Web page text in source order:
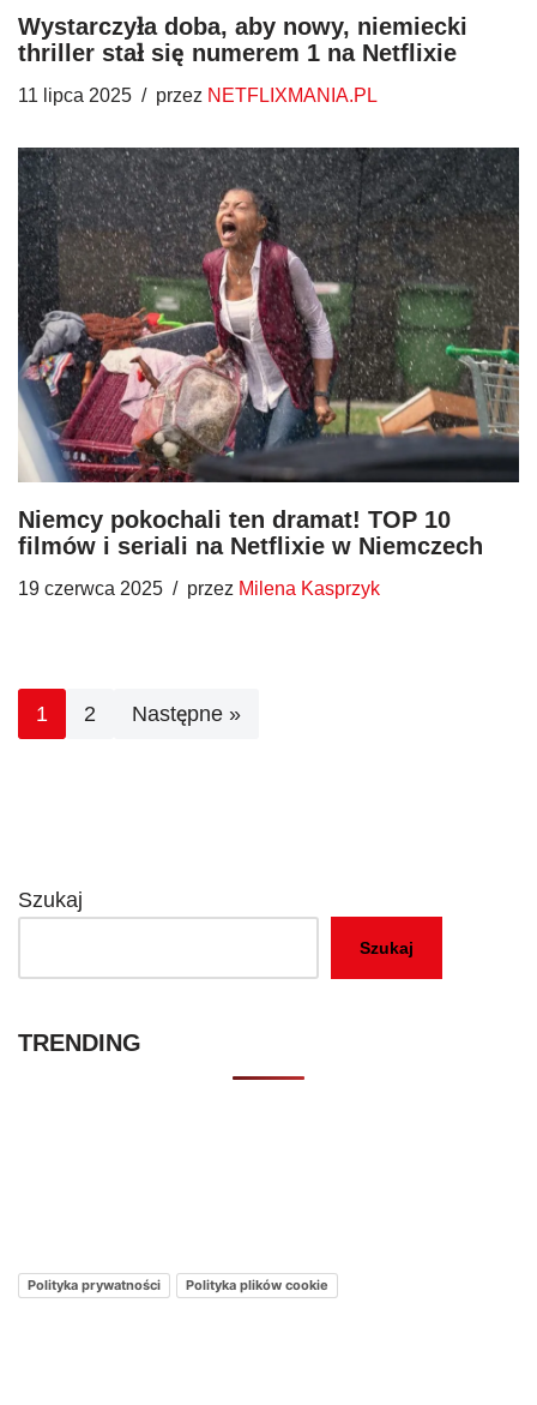
Wystarczyła doba, aby nowy, niemiecki
thriller stał się numerem 1 na Netflixie
11 lipca 2025 przez NETFLIXMANIA.PL
Niemcy pokochali ten dramat! TOP 10
filmów i seriali na Netflixie w Niemczech
19 czerwca 2025 przez Milena Kasprzyk
1 2 Następne »
Szukaj
Szukaj
TRENDING
Polityka prywatności Polityka plików cookie